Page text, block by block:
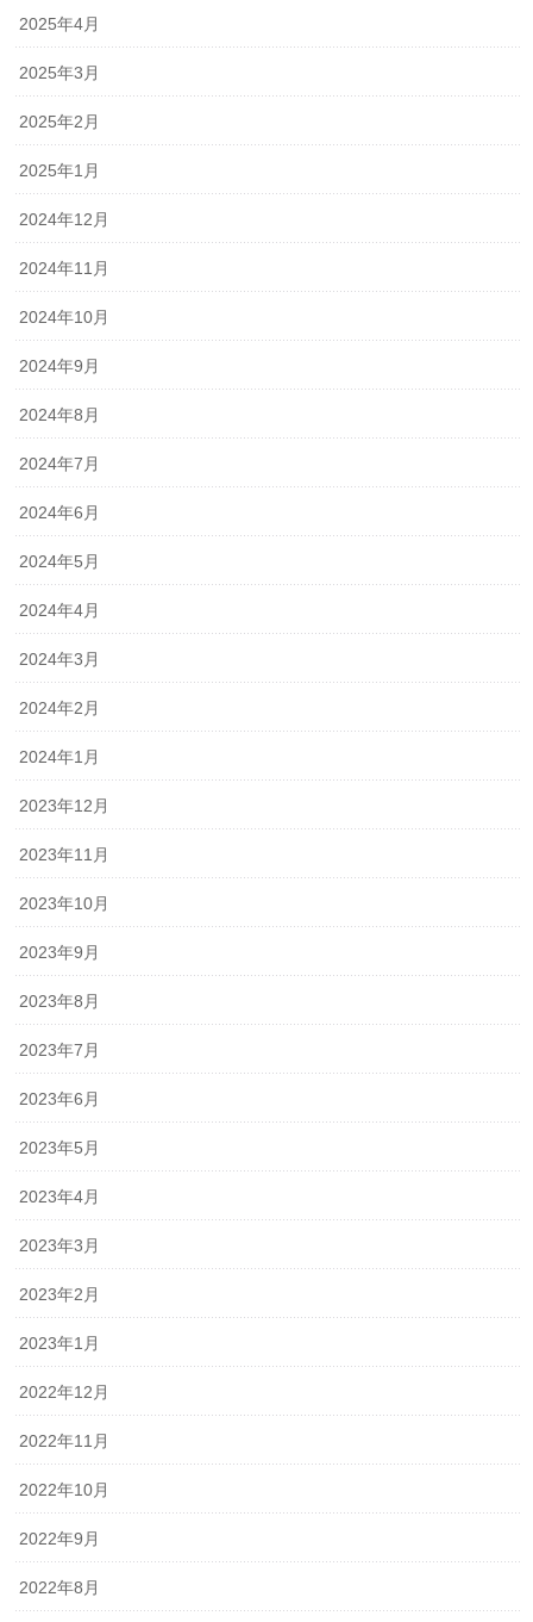
2025年4月
2025年3月
2025年2月
2025年1月
2024年12月
2024年11月
2024年10月
2024年9月
2024年8月
2024年7月
2024年6月
2024年5月
2024年4月
2024年3月
2024年2月
2024年1月
2023年12月
2023年11月
2023年10月
2023年9月
2023年8月
2023年7月
2023年6月
2023年5月
2023年4月
2023年3月
2023年2月
2023年1月
2022年12月
2022年11月
2022年10月
2022年9月
2022年8月